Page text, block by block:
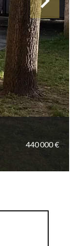
440 000 €